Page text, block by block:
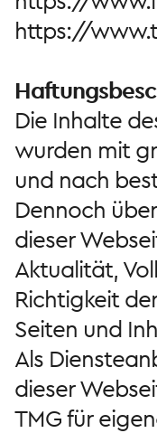
https://
Die Inhalte
wurden mit
und nach
Dennoch
dieser
Aktualität,
Richtigkeit
Seiten und
Als
dieser
TMG für